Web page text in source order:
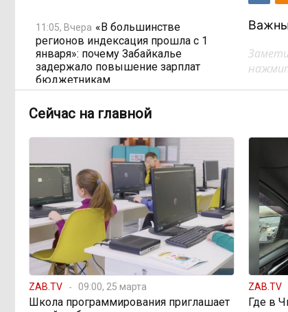
11:05, Вчера «В большинстве
регионов индексация прошла с 1
января»: почему Забайкалье
задержало повышение зарплат
бюджетникам
10:16, Вчера
В Каларском округе
подрядчик и чиновник попали под
уголовные дела
08:38, Вчера 598 миллионов улетели в
Омск: как Забайкалье провалило
«Чистый воздух»
08:15, Вчера Депутат Госдумы
объяснил «неполноценность»
женщин библейским сюжетом
Сейчас на главной
ZAB.TV 09:00, 25 марта
Школа программирования приглашает
ZAB.TV
Где в